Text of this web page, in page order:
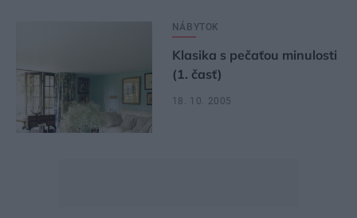
NÁBYTOK
Klasika s pečaťou minulosti
(1. časť)
18. 10. 2005